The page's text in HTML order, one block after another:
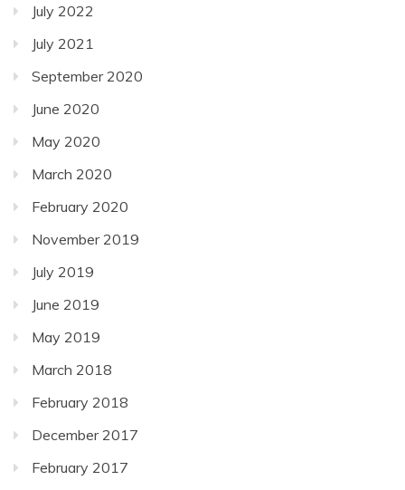
July 2022
July 2021
September 2020
June 2020
May 2020
March 2020
February 2020
November 2019
July 2019
June 2019
May 2019
March 2018
February 2018
December 2017
February 2017